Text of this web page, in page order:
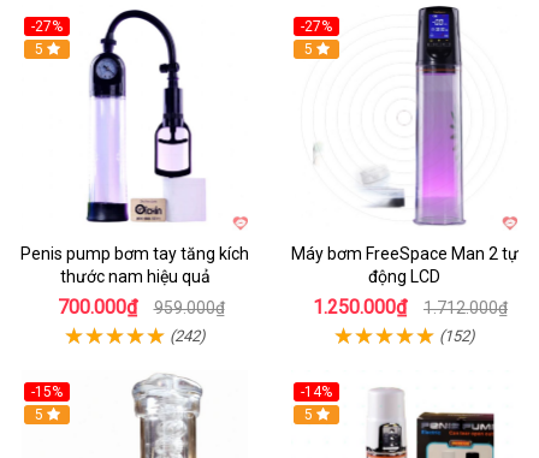
-27%
Hot
5
Penis pump bơm tay tăng kích
thước nam hiệu quả
700.000₫ 959.000₫
(242)
-27%
Hot
5
Máy bơm FreeSpace Man 2 tự
động LCD
1.250.000₫ 1.712.000₫
(152)
-15%
Hot
5
-14%
Hot
5